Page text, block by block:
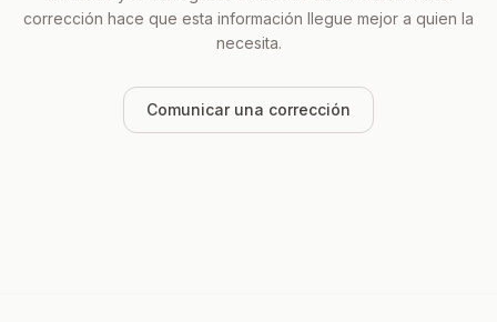
corrección hace que esta información llegue mejor a quien la
necesita.
Comunicar una corrección